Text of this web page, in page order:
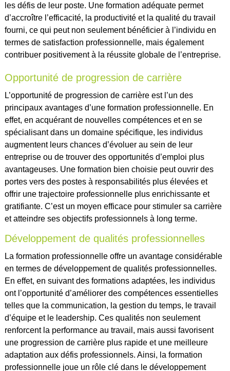
les défis de leur poste. Une formation adéquate permet
d’accroître l’efficacité, la productivité et la qualité du travail
fourni, ce qui peut non seulement bénéficier à l’individu en
termes de satisfaction professionnelle, mais également
contribuer positivement à la réussite globale de l’entreprise.
Opportunité de progression de carrière
L’opportunité de progression de carrière est l’un des
principaux avantages d’une formation professionnelle. En
effet, en acquérant de nouvelles compétences et en se
spécialisant dans un domaine spécifique, les individus
augmentent leurs chances d’évoluer au sein de leur
entreprise ou de trouver des opportunités d’emploi plus
avantageuses. Une formation bien choisie peut ouvrir des
portes vers des postes à responsabilités plus élevées et
offrir une trajectoire professionnelle plus enrichissante et
gratifiante. C’est un moyen efficace pour stimuler sa carrière
et atteindre ses objectifs professionnels à long terme.
Développement de qualités professionnelles
La formation professionnelle offre un avantage considérable
en termes de développement de qualités professionnelles.
En effet, en suivant des formations adaptées, les individus
ont l’opportunité d’améliorer des compétences essentielles
telles que la communication, la gestion du temps, le travail
d’équipe et le leadership. Ces qualités non seulement
renforcent la performance au travail, mais aussi favorisent
une progression de carrière plus rapide et une meilleure
adaptation aux défis professionnels. Ainsi, la formation
professionnelle joue un rôle clé dans le développement